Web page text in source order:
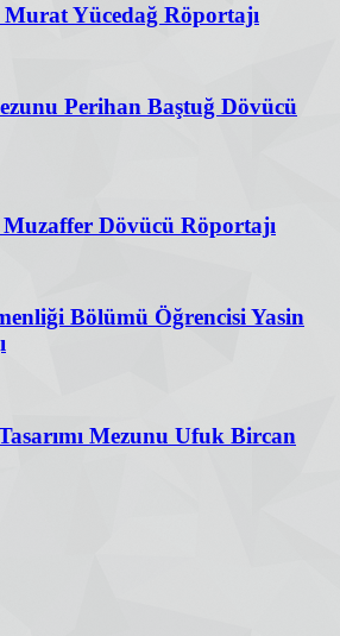
Murat Yücedağ Röportajı
Perihan Baştuğ Dövücü
Dövücü Röportajı
Bölümü Öğrencisi Yasin
Mezunu Ufuk Bircan